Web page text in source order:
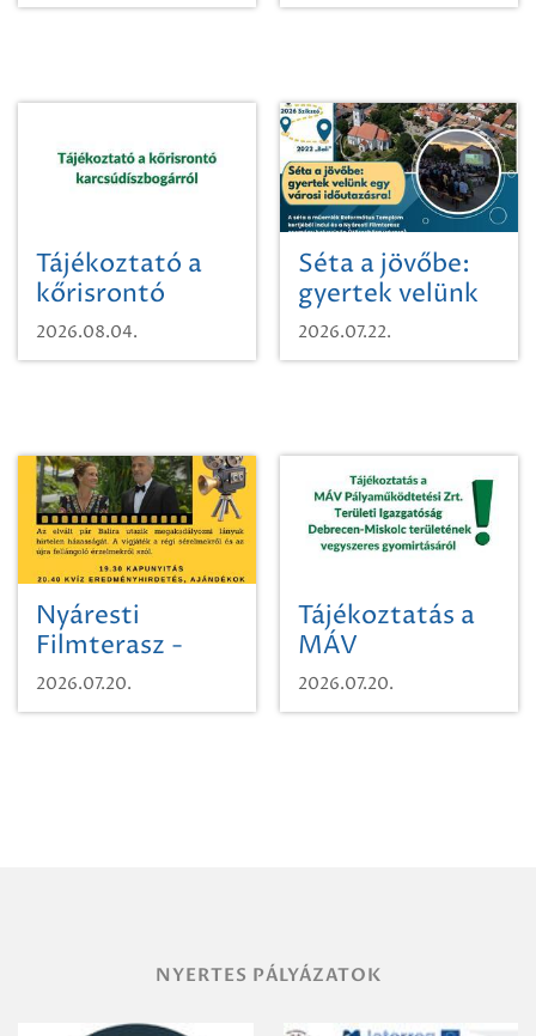
Tájékoztató a
kőrisrontó
karcsúdíszbogárról
2026.08.04.
Séta a jövőbe:
gyertek velünk
egy városi
időutazásra!
2026.07.22.
Nyáresti
Filmterasz -
Beugró a
Paradicsomba
2026.07.20.
Tájékoztatás a
MÁV
Pályaműködtetési
Zrt. Területi
2026.07.20.
NYERTES PÁLYÁZATOK